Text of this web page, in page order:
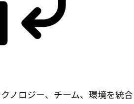
ノロジー、チーム、環境を統合